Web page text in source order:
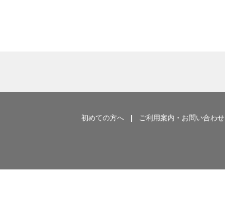
初めての方へ ご利用案内・お問い合わせ